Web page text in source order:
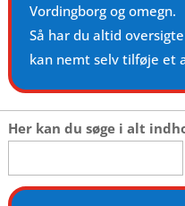
Vordingborg og omegn.
Så har du altid
kan nemt selv tilføje et
Her kan du søge i alt
efter: